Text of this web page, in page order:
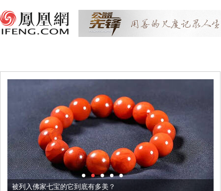
被列入佛家七宝的它到底有多美？